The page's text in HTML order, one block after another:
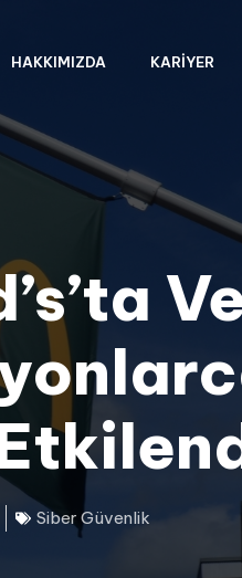
HAKKIMIZDA KARIYER
Siber Güvenlik